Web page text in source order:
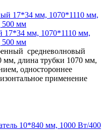
17*34 мм, 1070*1110 мм,
500 мм
средневолновый
мм, длина трубки 1070 мм,
одностороннее
применение